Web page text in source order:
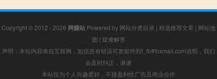
Copyright © 2012 - 2026 网赚站 Powered by 网站分类目录 | 精选推荐文章 | 网站地
图 | 疑难解答
声明：本站内容来自互联网，如信息有错误可发邮件到f_fb#foxmail.com说明，我们
会及时纠正，谢谢
本站仅为个人兴趣爱好，不接盈利性广告及商业合作